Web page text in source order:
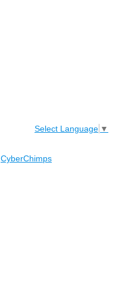
Select Language ▼
CyberChimps